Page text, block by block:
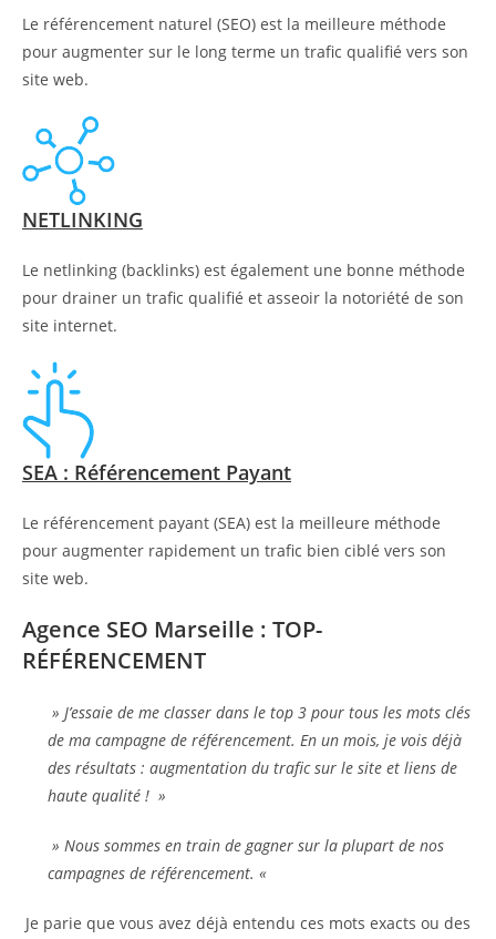
Le référencement naturel (SEO) est la meilleure méthode
pour augmenter sur le long terme un trafic qualifié vers son
site web.
NETLINKING
Le netlinking (backlinks) est également une bonne méthode
pour drainer un trafic qualifié et asseoir la notoriété de son
site internet.
SEA : Référencement Payant
Le référencement payant (SEA) est la meilleure méthode
pour augmenter rapidement un trafic bien ciblé vers son
site web.
Agence SEO Marseille : TOP-
RÉFÉRENCEMENT
» J’essaie de me classer dans le top 3 pour tous les mots clés
de ma campagne de référencement. En un mois, je vois déjà
des résultats : augmentation du trafic sur le site et liens de
haute qualité ! »
» Nous sommes en train de gagner sur la plupart de nos
campagnes de référencement. «
Je parie que vous avez déjà entendu ces mots exacts ou des